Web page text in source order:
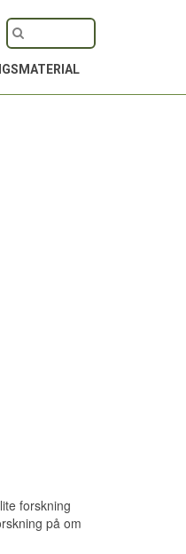
forskning
på om